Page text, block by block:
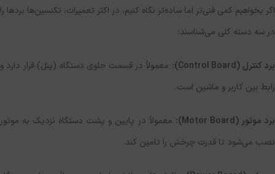
اگر بخواهیم کمی فنی‌تر اما ساده‌تر نگاه کنیم، در اکثر تعمیرات، تکنسین‌ها بردها را
در سه دسته کلی می‌شناسند:
برد کنترل (Control Board
): معمولاً در قسمت جلوی دستگاه (پنل) قرار دارد و
رابط بین کاربر و ماشین است.
برد موتور (Motor Board
): معمولاً در پایین و پشت دستگاه نزدیک به موتور
نصب می‌شود تا قدرت چرخش را تامین کند.